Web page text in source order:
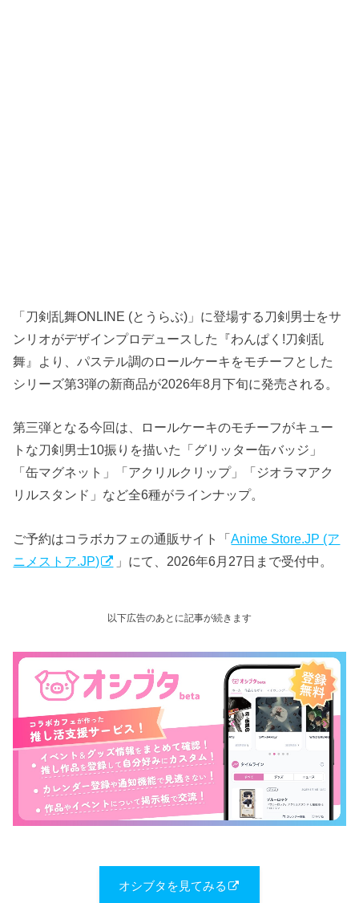
「刀剣乱舞ONLINE (とうらぶ)」に登場する刀剣男士をサ
ンリオがデザインプロデュースした『わんぱく!刀剣乱
舞』より、パステル調のロールケーキをモチーフとした
シリーズ第3弾の新商品が2026年8月下旬に発売される。
第三弾となる今回は、ロールケーキのモチーフがキュー
トな刀剣男士10振りを描いた「グリッター缶バッジ」
「缶マグネット」「アクリルクリップ」「ジオラマアク
リルスタンド」など全6種がラインナップ。
ご予約はコラボカフェの通販サイト「Anime Store.JP (ア
ニメストア.JP)
」にて、2026年6月27日まで受付中。
以下広告のあとに記事が続きます
オシブタを見てみる